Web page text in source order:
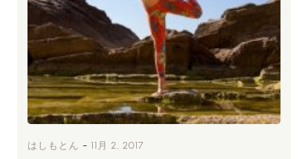
はしもとん - 11月 2, 2017